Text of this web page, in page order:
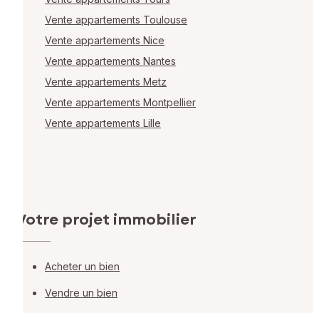
Vente appartements Toulouse
Vente appartements Nice
Vente appartements Nantes
Vente appartements Metz
Vente appartements Montpellier
Vente appartements Lille
Votre projet immobilier
Acheter un bien
Vendre un bien